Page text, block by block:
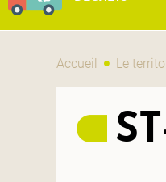
Accueil Le